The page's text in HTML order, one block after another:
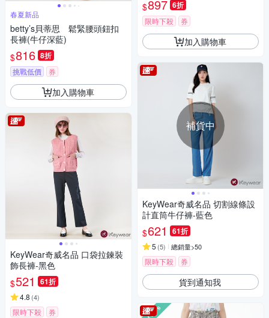
春夏新品
betty’s貝蒂思 鬆緊腰頭鈕扣
長褲(牛仔深藍)
$816 8折
挑戰低價 券
加入購物車
KeyWear奇威名品 口袋拉鍊裝
飾長褲-黑色
$521 61折
4.8 (4)
限時下殺 券
$897 6折
限時下殺 券
加入購物車
補貨中
KeyWear奇威名品 切割線條設
計直筒牛仔褲-藍色
$621 61折
5 (5) 總銷量>50
限時下殺 券
貨到通知我